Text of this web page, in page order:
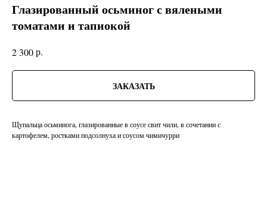
Глазированный осьминог с вялеными
томатами и тапиокой
2 300р.
ЗАКАЗАТЬ
Щупальца осьминога, глазированные в соусе свит чили, в сочетании с
картофелем, ростками подсолнуха и соусом чимичурри